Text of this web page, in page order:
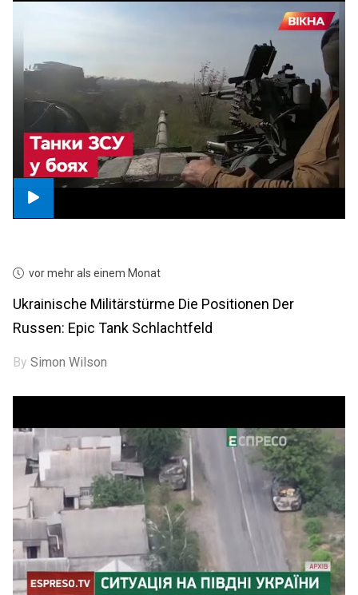
vor mehr als einem Monat
Ukrainische Militärstürme Die Positionen Der
Russen: Epic Tank Schlachtfeld
BySimon Wilson